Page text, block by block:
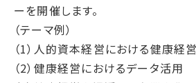
ーを開催します。
（テーマ例）
（1）人的資本経営における健康経
（2）健康経営におけるデータ活用